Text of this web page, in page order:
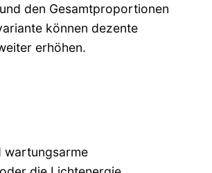
den Gesamtproportionen
können dezente
erhöhen.
wartungsarme